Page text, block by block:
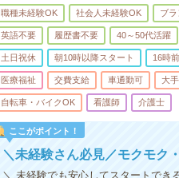
職種未経験OK 社会人未経験OK ブ
英語不要 履歴書不要 40～50代活躍
土日祝休 朝10時以降スタート 16時
医療福祉 交費支給 車通勤可 大手
自転車・バイクOK 看護師 介護士
ここがポイント！
＼未経験さん必見／モクモク
＼ 未経験でも安心してスタートでき